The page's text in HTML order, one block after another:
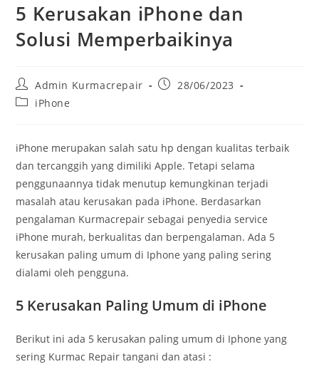
5 Kerusakan iPhone dan
Solusi Memperbaikinya
Admin Kurmacrepair
28/06/2023
iPhone
iPhone merupakan salah satu hp dengan kualitas terbaik
dan tercanggih yang dimiliki Apple. Tetapi selama
penggunaannya tidak menutup kemungkinan terjadi
masalah atau kerusakan pada iPhone. Berdasarkan
pengalaman Kurmacrepair sebagai penyedia service
iPhone murah, berkualitas dan berpengalaman. Ada 5
kerusakan paling umum di Iphone yang paling sering
dialami oleh pengguna.
5 Kerusakan Paling Umum di iPhone
Berikut ini ada 5 kerusakan paling umum di Iphone yang
sering Kurmac Repair tangani dan atasi :